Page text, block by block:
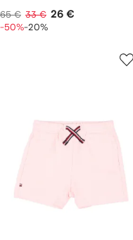
65 € 33 € 26 €
-50%-20%